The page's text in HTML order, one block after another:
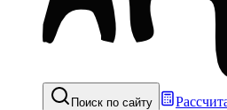
Поиск по сайту